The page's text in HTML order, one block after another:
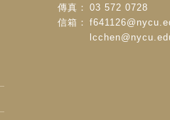
傳真：
03 572 0728
信箱：